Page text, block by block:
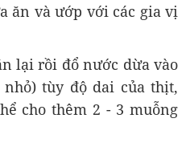
ăn và ướp với các gia vị
lại rồi đổ nước dừa vào
tùy độ dai của thịt,
cho thêm 2 - 3 muỗng